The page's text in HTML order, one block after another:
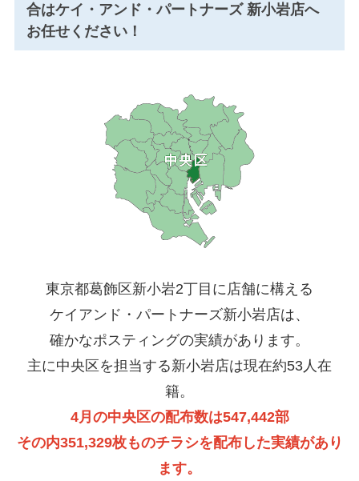
合はケイ・アンド・パートナーズ 新小岩店へ
お任せください！
東京都葛飾区新小岩2丁目に店舗に構える
ケイアンド・パートナーズ新小岩店は、
確かなポスティングの実績があります。
主に中央区を担当する新小岩店は現在約53人在
籍。
4月の中央区の配布数は547,442部
その内351,329枚ものチラシを配布した実績があり
ます。